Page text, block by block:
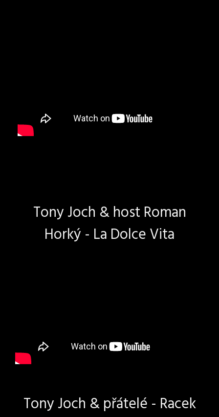
Tony Joch & host Roman
Horký - La Dolce Vita
Tony Joch & přátelé - Racek